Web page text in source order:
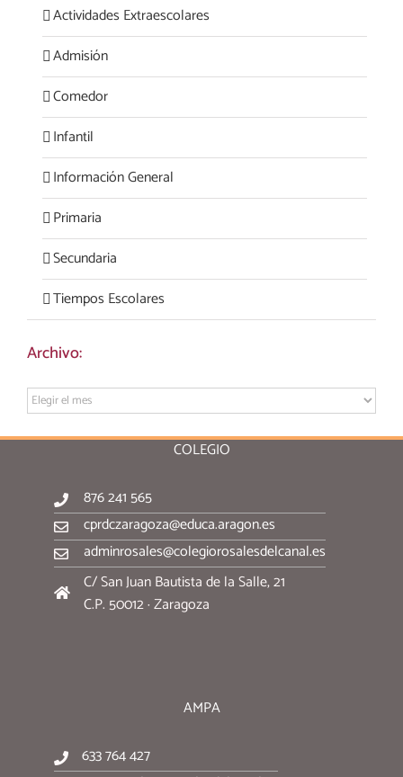
Actividades Extraescolares
Admisión
Comedor
Infantil
Información General
Primaria
Secundaria
Tiempos Escolares
Archivo:
Archivo:
COLEGIO
876 241 565
cprdczaragoza@educa.aragon.es
adminrosales@colegiorosalesdelcanal.es
C/ San Juan Bautista de la Salle, 21
C.P. 50012 · Zaragoza
AMPA
633 764 427